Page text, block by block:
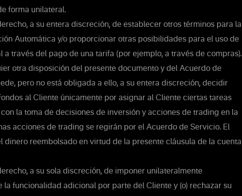
forma unilateral.
a su entera discreción, de establecer otros términos para la
Automática y/o proporcionar otras posibilidades para el uso de
a través del pago de una tarifa (por ejemplo, a través de compras).
otra disposición del presente documento y del Acuerdo de
pero no está obligada a ello, a su entera discreción, decidir
al Cliente únicamente por asignar al Cliente ciertas tareas
la toma de decisiones de inversión y acciones de trading en la
acciones de trading se regirán por el Acuerdo de Servicio. El
dinero reembolsado en virtud de la presente cláusula de la cuenta
a su sola discreción, de imponer unilateralmente
la funcionalidad adicional por parte del Cliente y (o) rechazar su